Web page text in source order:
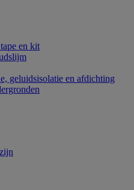
en kit
geluidsisolatie en afdichting